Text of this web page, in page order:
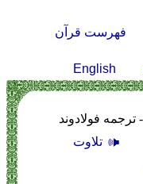
فهرست قرآن
English
تلاوت